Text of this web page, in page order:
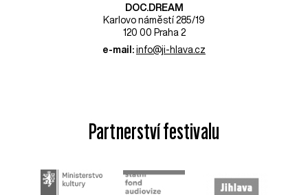
DOC.DREAM​
Karlovo náměstí 285/19
120 00 Praha 2
e-mail: info@ji-hlava.cz
Partnerství festivalu